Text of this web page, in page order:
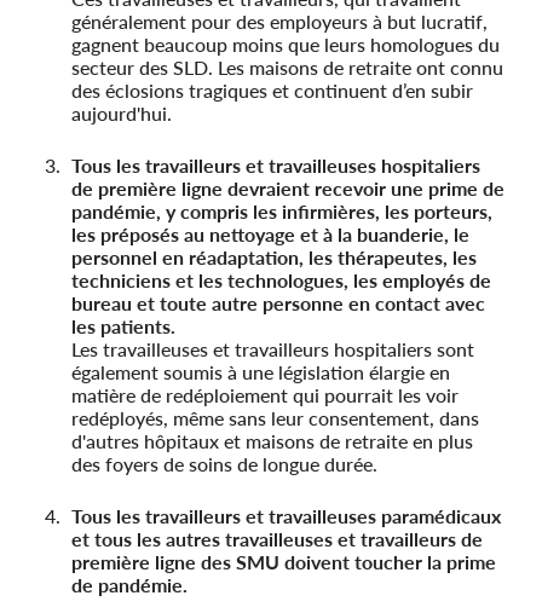
généralement pour des employeurs à but lucratif,
gagnent beaucoup moins que leurs homologues du
secteur des SLD. Les maisons de retraite ont connu
des éclosions tragiques et continuent d’en subir
aujourd'hui.
Tous les travailleurs et travailleuses hospitaliers
de première ligne devraient recevoir une prime de
pandémie, y compris les infirmières, les porteurs,
les préposés au nettoyage et à la buanderie, le
personnel en réadaptation, les thérapeutes, les
techniciens et les technologues, les employés de
bureau et toute autre personne en contact avec
les patients.
Les travailleuses et travailleurs hospitaliers sont
également soumis à une législation élargie en
matière de redéploiement qui pourrait les voir
redéployés, même sans leur consentement, dans
d'autres hôpitaux et maisons de retraite en plus
des foyers de soins de longue durée.
Tous les travailleurs et travailleuses paramédicaux
et tous les autres travailleuses et travailleurs de
première ligne des SMU doivent toucher la prime
de pandémie.